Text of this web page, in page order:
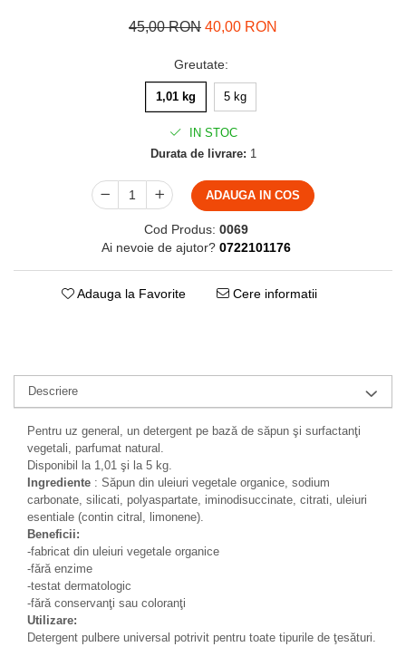
45,00 RON 40,00 RON
Greutate:
1,01 kg 5 kg
IN STOC
Durata de livrare: 1
ADAUGA IN COS
Cod Produs: 0069
Ai nevoie de ajutor? 0722101176
Adauga la Favorite Cere informatii
Descriere
Pentru uz general, un detergent pe bază de săpun şi surfactanţi
vegetali, parfumat natural.
Disponibil la 1,01 şi la 5 kg.
Ingrediente : Săpun din uleiuri vegetale organice, sodium
carbonate, silicati, polyaspartate, iminodisuccinate, citrati, uleiuri
esentiale (contin citral, limonene).
Beneficii:
-fabricat din uleiuri vegetale organice
-fără enzime
-testat dermatologic
-fără conservanţi sau coloranţi
Utilizare:
Detergent pulbere universal potrivit pentru toate tipurile de ţesături.